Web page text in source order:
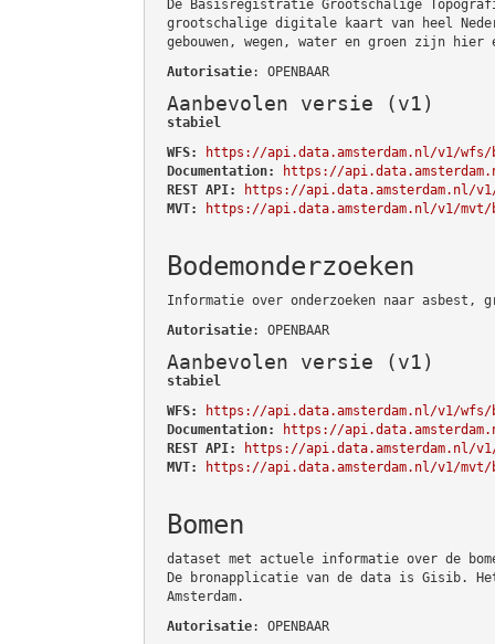
De Basisregistratie Grootschalige
grootschalige digitale kaart van heel
gebouwen, wegen, water en groen zijn hier
Autorisatie: OPENBAAR
Aanbevolen versie (v1)
stabiel
WFS:
https://api.data.amsterdam.nl/v1/wfs/
Documentation:
https://
REST API:
https://api.data.amsterdam.nl/
MVT:
https://api.data.amsterdam.nl/v1/mvt/
Bodemonderzoeken
Informatie over onderzoeken naar asbest,
Autorisatie: OPENBAAR
Aanbevolen versie (v1)
stabiel
WFS:
https://api.data.amsterdam.nl/v1/wfs/
Documentation:
https://
REST API:
https://api.data.amsterdam.nl/v1/
MVT:
https://api.data.amsterdam.nl/v1/mvt/
Bomen
dataset met actuele informatie over de
De bronapplicatie van de data is Gisib. Het
Amsterdam.
Autorisatie: OPENBAAR